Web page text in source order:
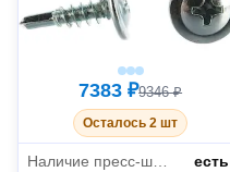
7383 ₽9346 ₽
Осталось 2 шт
Наличие пресс-шайбы
есть